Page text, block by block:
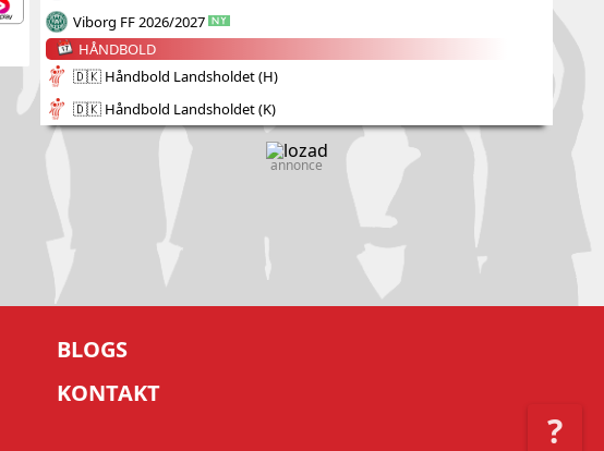
?
Viborg FF 2026/2027
HÅNDBOLD
🇩🇰 Håndbold Landsholdet (H)
🇩🇰 Håndbold Landsholdet (K)
annonce
BLOGS
KONTAKT